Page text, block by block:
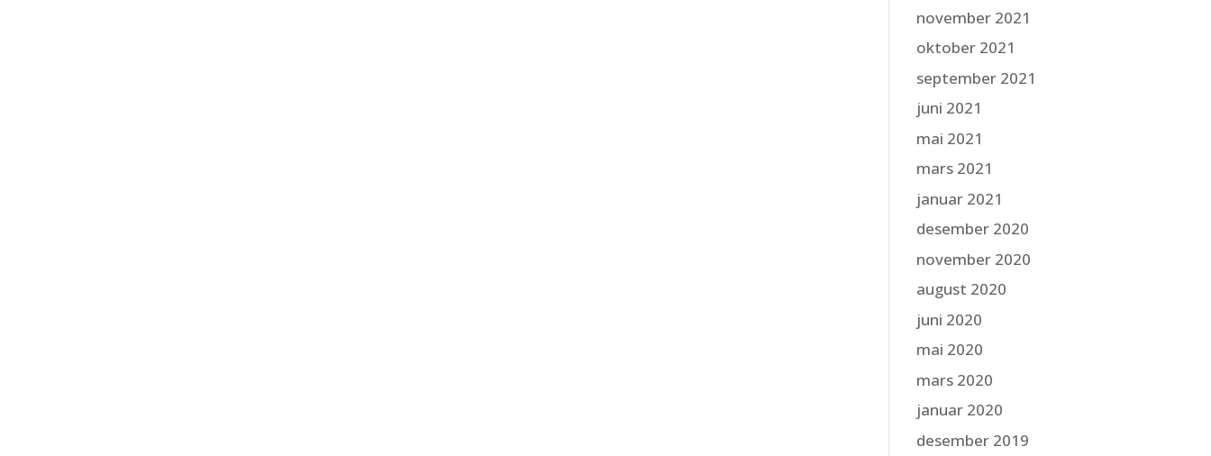
november 2021
oktober 2021
september 2021
juni 2021
mai 2021
mars 2021
januar 2021
desember 2020
november 2020
august 2020
juni 2020
mai 2020
mars 2020
januar 2020
desember 2019